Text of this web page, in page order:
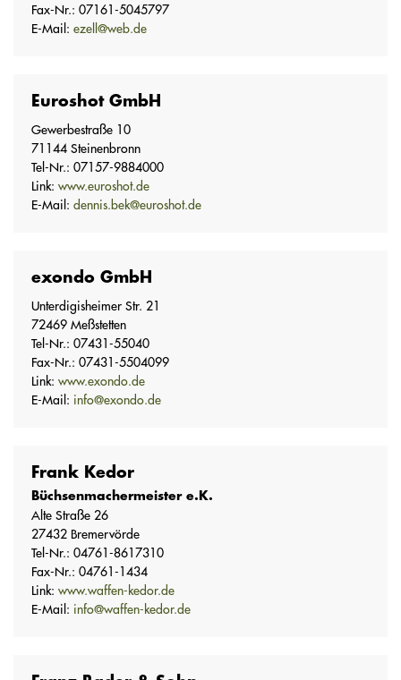
Fax-Nr.: 07161-5045797
E-Mail: ezell@web.de
Euroshot GmbH
Gewerbestraße 10
71144 Steinenbronn
Tel-Nr.: 07157-9884000
Link: www.euroshot.de
E-Mail: dennis.bek@euroshot.de
exondo GmbH
Unterdigisheimer Str. 21
72469 Meßstetten
Tel-Nr.: 07431-55040
Fax-Nr.: 07431-5504099
Link: www.exondo.de
E-Mail: info@exondo.de
Frank Kedor
Büchsenmachermeister e.K.
Alte Straße 26
27432 Bremervörde
Tel-Nr.: 04761-8617310
Fax-Nr.: 04761-1434
Link: www.waffen-kedor.de
E-Mail: info@waffen-kedor.de